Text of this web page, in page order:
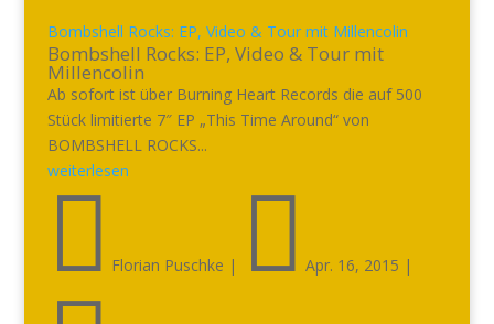
Bombshell Rocks: EP, Video & Tour mit Millencolin
Bombshell Rocks: EP, Video & Tour mit
Millencolin
Ab sofort ist über Burning Heart Records die auf 500
Stück limitierte 7″ EP „This Time Around“ von
BOMBSHELL ROCKS...
weiterlesen
 Florian Puschke |  Apr. 16, 2015 |